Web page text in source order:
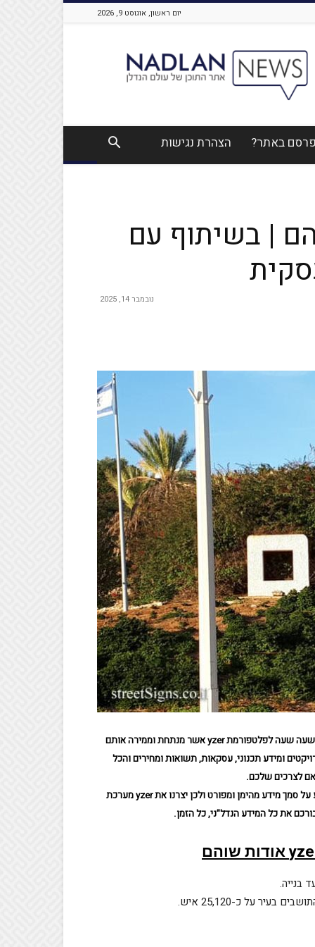
יום ראשון, אוגוסט 9, 2026
Nadlan
News
באתר? הצהרת נגישות
| בשיתוף עם
נובמבר 14, 2025
מיליוני גלישות וחיפושים המבוצעים באתר יד2 נאספים און ליין יום יום ושעה שעה לפלטפורמת yzer אשר מנתחת וממירה אותם
ומידע תכנוני, עסקאות, תשואות ומחירים והכל
לצרכים שלכם.
אנחנו ב yzer יודעים שהחלטות חכמות וזיהוי הזדמנויות יכולים להתבצע על סמך מידע מהימן ומפורט ולכן יצרנו את yzer מערכת
את כל המידע הנדל"ני, כל הזמן.
אודות שוהם